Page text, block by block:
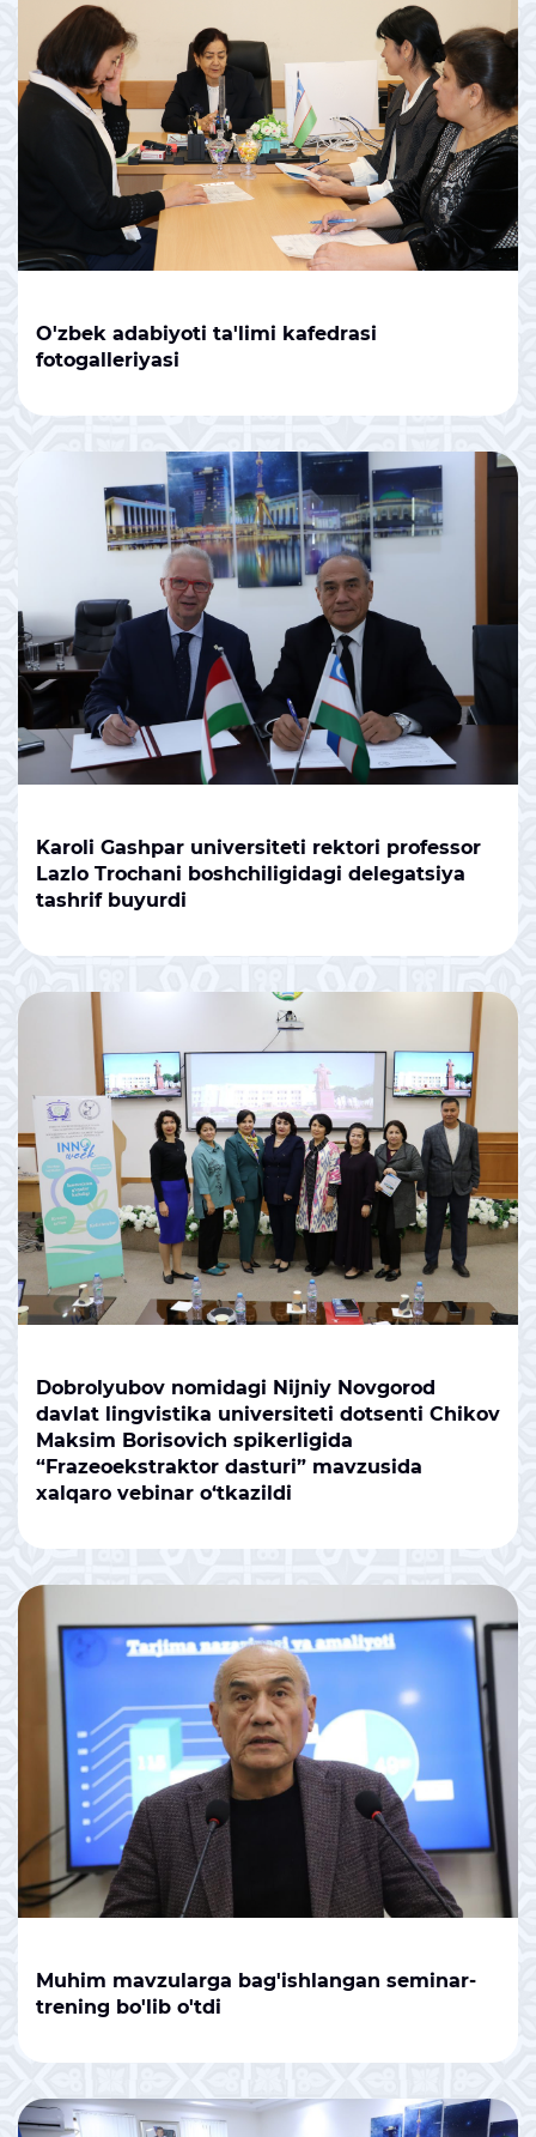
O'zbek adabiyoti ta'limi kafedrasi
fotogalleriyasi
Karoli Gashpar universiteti rektori professor
Lazlo Trochani boshchiligidagi delegatsiya
tashrif buyurdi
Dobrolyubov nomidagi Nijniy Novgorod
davlat lingvistika universiteti dotsenti Chikov
Maksim Borisovich spikerligida
“Frazeoekstraktor dasturi” mavzusida
xalqaro vebinar o‘tkazildi
Muhim mavzularga bag'ishlangan seminar-
trening bo'lib o'tdi